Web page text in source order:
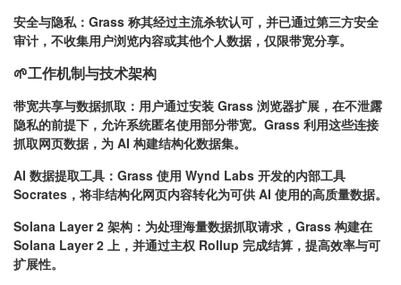
安全与隐私 ：Grass 称其经过主流杀软认可，并已通过第三方安全
审计，不收集用户浏览内容或其他个人数据，仅限带宽分享。
🌱工作机制与技术架构
带宽共享与数据抓取： 用户通过安装 Grass 浏览器扩展，在不泄露
隐私的前提下，允许系统匿名使用部分带宽。Grass 利用这些连接
抓取网页数据，为 AI 构建结构化数据集。
AI 数据提取工具： Grass 使用 Wynd Labs 开发的内部工具
Socrates，将非结构化网页内容转化为可供 AI 使用的高质量数据。
Solana Layer 2 架构： 为处理海量数据抓取请求，Grass 构建在
Solana Layer 2 上，并通过主权 Rollup 完成结算，提高效率与可
扩展性。